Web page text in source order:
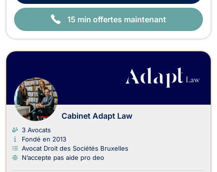
15 min offertes maintenant
Cabinet Adapt Law
3 Avocats
Fondé en 2013
Avocat Droit des Sociétés Bruxelles
N’accepte pas aide pro deo